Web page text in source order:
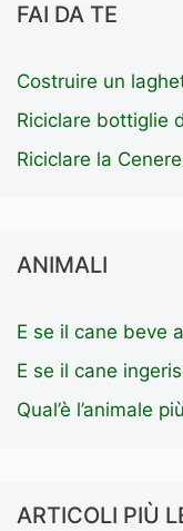
FAI DA TE
Costruire un
Riciclare bottiglie
Riciclare la
ANIMALI
E se il cane beve
E se il cane
Qual’è l’animale
ARTICOLI PIÙ